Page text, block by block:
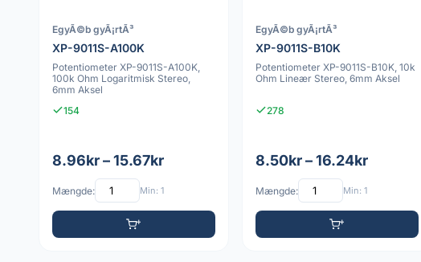
EgyÃ©b gyÃ¡rtÃ³
XP-9011S-A100K
Potentiometer XP-9011S-A100K,
100k Ohm Logaritmisk Stereo,
6mm Aksel
154
8.96kr – 15.67kr
Mængde: Min: 1
EgyÃ©b gyÃ¡rtÃ³
XP-9011S-B10K
Potentiometer XP-9011S-B10K, 10k
Ohm Lineær Stereo, 6mm Aksel
278
8.50kr – 16.24kr
Mængde: Min: 1